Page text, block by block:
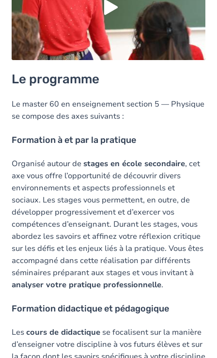
Yes (this time)
Always
Manage privacy settings
Le programme
Le master 60 en enseignement section 5 — Physique
se compose des axes suivants :
Formation à et par la pratique
Organisé autour de stages en école secondaire, cet
axe vous offre l’opportunité de découvrir divers
environnements et aspects professionnels et
sociaux. Les stages vous permettent, en outre, de
développer progressivement et d’exercer vos
compétences d’enseignant. Durant les stages, vous
abordez les savoirs et affinez votre réflexion critique
sur les défis et les enjeux liés à la pratique. Vous êtes
accompagné dans cette réalisation par différents
séminaires préparant aux stages et vous invitant à
analyser votre pratique professionnelle.
Formation didactique et pédagogique
Lescours de didactique se focalisent sur la manière
d’enseigner votre discipline à vos futurs élèves et sur